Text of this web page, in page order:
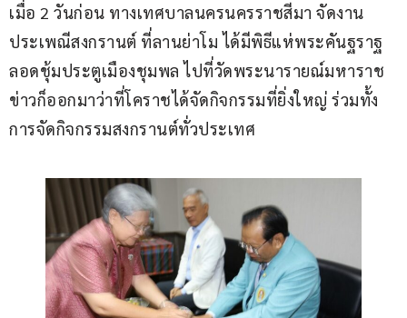
เมื่อ 2 วันก่อน ทางเทศบาลนครนครราชสีมา จัดงาน
ประเพณีสงกรานต์ ที่ลานย่าโม ได้มีพิธีแห่พระคันฐราฐ
ลอดชุ้มประตูเมืองชุมพล ไปที่วัดพระนารายณ์มหาราช
ข่าวก็ออกมาว่าที่โคราชได้จัดกิจกรรมที่ยิ่งใหญ่ ร่วมทั้ง
การจัดกิจกรรมสงกรานต์ทั่วประเทศ